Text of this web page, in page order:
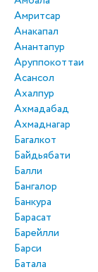
Амритсар
Анакапал
Анантапур
Аруппокоттаи
Асансол
Ахалпур
Ахмадабад
Ахмаднагар
Багалкот
Байдьябати
Балли
Бангалор
Банкура
Барасат
Барейлли
Барси
Батала